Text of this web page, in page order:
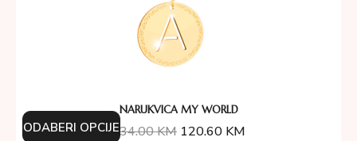
NARUKVICA MY WORLD
134.00KM 120.60 KM
ODABERI OPCIJE